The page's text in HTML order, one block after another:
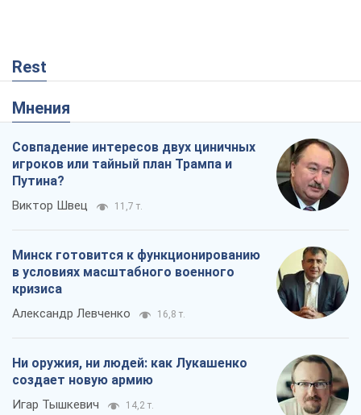
Rest
Мнения
Совпадение интересов двух циничных
игроков или тайный план Трампа и
Путина?
Виктор Швец 11,7 т.
Минск готовится к функционированию
в условиях масштабного военного
кризиса
Александр Левченко 16,8 т.
Ни оружия, ни людей: как Лукашенко
создает новую армию
Игар Тышкевич 14,2 т.